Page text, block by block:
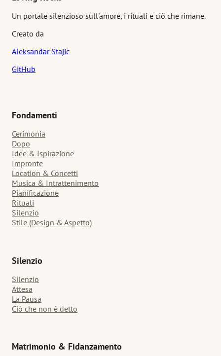
Un portale silenzioso sull'amore, i rituali e ciò che rimane.
Creato da
Aleksandar Stajic
GitHub
Fondamenti
Cerimonia
Dopo
Idee & Ispirazione
Impronte
Location & Concetti
Musica & Intrattenimento
Pianificazione
Rituali
Silenzio
Stile (Design & Aspetto)
Silenzio
Silenzio
Attesa
La Pausa
Ciò che non è detto
Matrimonio & Fidanzamento